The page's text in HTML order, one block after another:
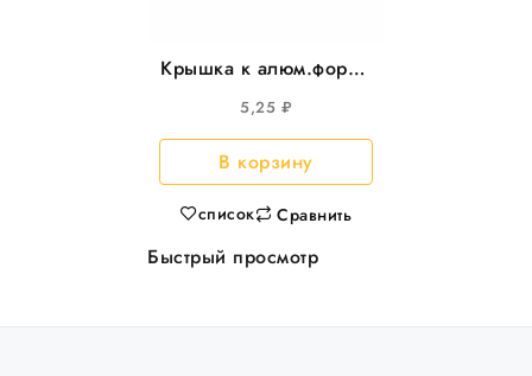
Крышка к алюм.форме
313*213*272*172мм,
308*208мм 100шт/уп
300шт/кор
5,25 ₽
В корзину
список Сравнить
Быстрый просмотр